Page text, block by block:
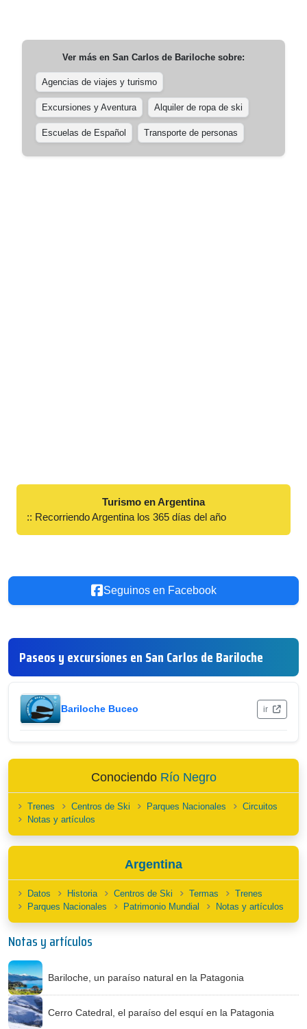
Ver más en San Carlos de Bariloche sobre:
Agencias de viajes y turismo
Excursiones y Aventura Alquiler de ropa de ski
Escuelas de Español Transporte de personas
Turismo en Argentina
:: Recorriendo Argentina los 365 días del año
Seguinos en Facebook
Paseos y excursiones en San Carlos de Bariloche
Bariloche Buceo ir
Conociendo Río Negro
Trenes Centros de Ski Parques Nacionales
Circuitos
Notas y artículos
Argentina
Datos Historia Centros de Ski Termas
Trenes
Parques Nacionales
Patrimonio Mundial Notas y artículos
Notas y artículos
Bariloche, un paraíso natural en la Patagonia
Cerro Catedral, el paraíso del esquí en la Patagonia